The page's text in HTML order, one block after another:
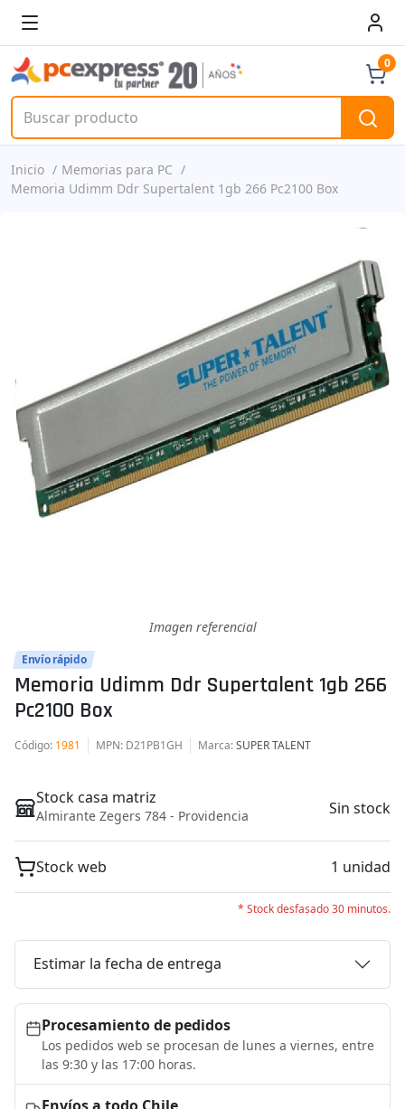
0
Inicio
Memorias para PC
Memoria Udimm Ddr Supertalent 1gb 266 Pc2100 Box
Imagen referencial
Envío rápido
Memoria Udimm Ddr Supertalent 1gb 266
Pc2100 Box
Código: 1981 MPN: D21PB1GH Marca:SUPER TALENT
Stock casa matriz
Almirante Zegers 784 - Providencia Sin stock
Stock web 1 unidad
* Stock desfasado 30 minutos.
Estimar la fecha de entrega
Procesamiento de pedidos
Los pedidos web se procesan de lunes a viernes, entre
las 9:30 y las 17:00 horas.